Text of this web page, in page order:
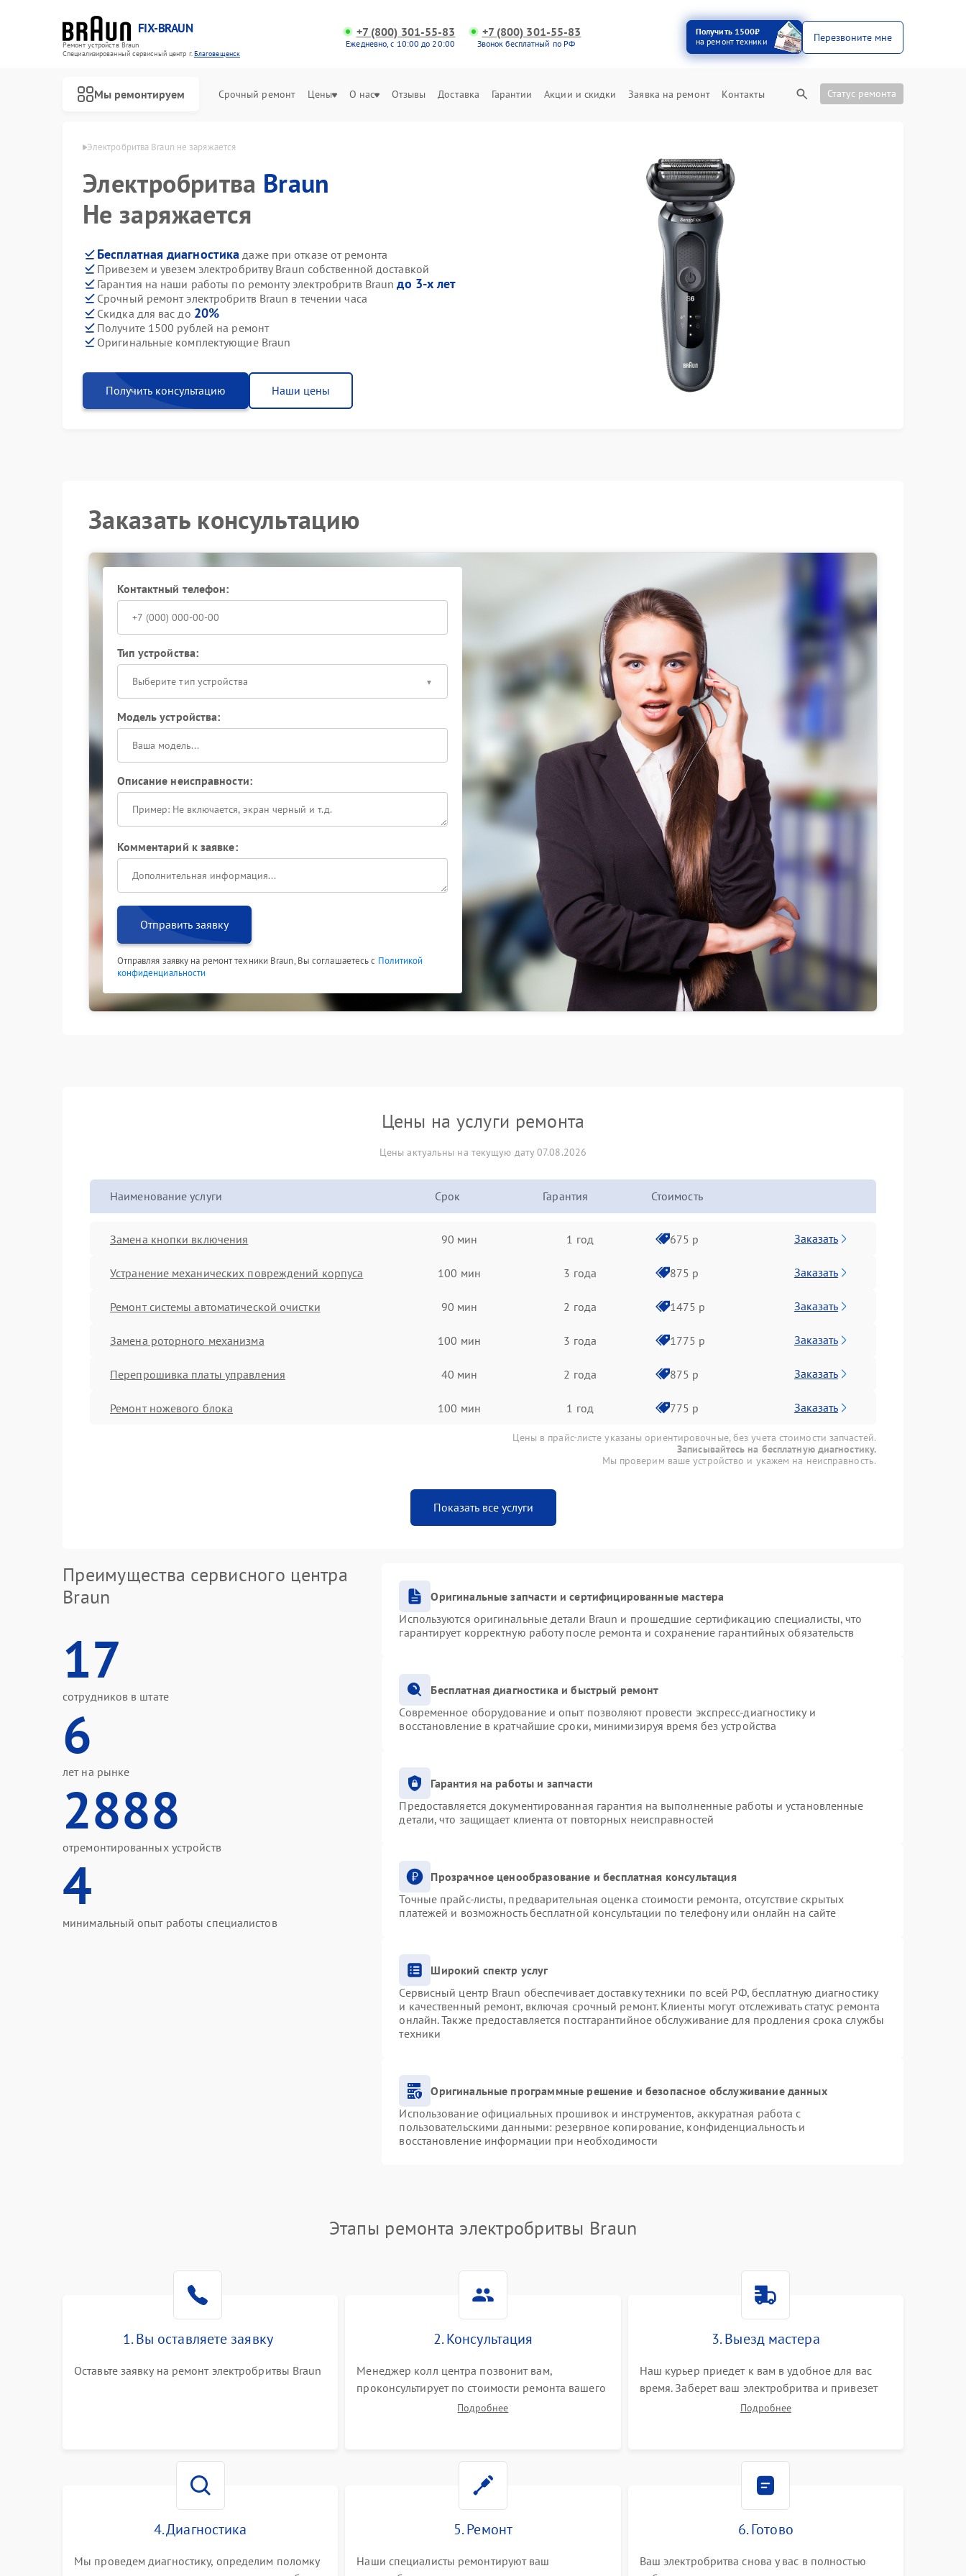
FIX-BRAUN
Ремонт устройств Braun
Специализированный cервисный центр г.Благовещенск
+7 (800) 301-55-83
Ежедневно, с 10:00 до 20:00
+7 (800) 301-55-83
Звонок бесплатный по РФ
Получить 1500₽
на ремонт техники
Перезвоните мне
Мы ремонтируем Срочный ремонт Цены О нас Отзывы Доставка Гарантии Акции и скидки Заявка на ремонт Контакты Статус ремонта
Электробритва Braun не заряжается
Электробритва Braun
Не заряжается
Бесплатная диагностика даже при отказе от ремонта
Привезем и увезем электробритву Braun собственной доставкой
Гарантия на наши работы по ремонту электробритв Braunдо 3-х лет
Срочный ремонт электробритв Braun в течении часа
Скидка для вас до 20%
Получите 1500 рублей на ремонт
Оригинальные комплектующие Braun
Получить консультацию Наши цены
Заказать консультацию
Контактный телефон:
Тип устройства:
Выберите тип устройства
Модель устройства:
Описание неисправности:
Комментарий к заявке:
Отправить заявку
Отправляя заявку на ремонт техники Braun, Вы соглашаетесь с Политикой
конфиденциальности
Цены на услуги ремонта
Цены актуальны на текущую дату 07.08.2026
Наименование услуги Срок Гарантия Стоимость
Замена кнопки включения 90 мин 1 год 675 р Заказать
Устранение механических повреждений корпуса 100 мин 3 года 875 р Заказать
Ремонт системы автоматической очистки 90 мин 2 года 1475 р Заказать
Замена роторного механизма 100 мин 3 года 1775 р Заказать
Перепрошивка платы управления 40 мин 2 года 875 р Заказать
Ремонт ножевого блока 100 мин 1 год 775 р Заказать
Цены в прайс-листе указаны ориентировочные, без учета стоимости запчастей.
Записывайтесь на бесплатную диагностику.
Мы проверим ваше устройство и укажем на неисправность.
Показать все услуги
Преимущества сервисного центра
Braun
17
сотрудников в штате
6
лет на рынке
2888
отремонтированных устройств
4
минимальный опыт работы специалистов
Оригинальные запчасти и сертифицированные мастера
Используются оригинальные детали Braun и прошедшие сертификацию специалисты, что
гарантирует корректную работу после ремонта и сохранение гарантийных обязательств
Бесплатная диагностика и быстрый ремонт
Современное оборудование и опыт позволяют провести экспресс-диагностику и
восстановление в кратчайшие сроки, минимизируя время без устройства
Гарантия на работы и запчасти
Предоставляется документированная гарантия на выполненные работы и установленные
детали, что защищает клиента от повторных неисправностей
Прозрачное ценообразование и бесплатная консультация
Точные прайс-листы, предварительная оценка стоимости ремонта, отсутствие скрытых
платежей и возможность бесплатной консультации по телефону или онлайн на сайте
Широкий спектр услуг
Сервисный центр Braun обеспечивает доставку техники по всей РФ, бесплатную диагностику
и качественный ремонт, включая срочный ремонт. Клиенты могут отслеживать статус ремонта
онлайн. Также предоставляется постгарантийное обслуживание для продления срока службы
техники
Оригинальные программные решение и безопасное обслуживание данных
Использование официальных прошивок и инструментов, аккуратная работа с
пользовательскими данными: резервное копирование, конфиденциальность и
восстановление информации при необходимости
Этапы ремонта электробритвы Braun
1. Вы оставляете заявку
Оставьте заявку на ремонт электробритвы Braun
2. Консультация
Менеджер колл центра позвонит вам,
проконсультирует по стоимости ремонта вашего
электробритвы а также ответит на все ваши
Подробнее
3. Выезд мастера
Наш курьер приедет к вам в удобное для вас
время. Заберет ваш электробритва и привезет
на склад для диагностики.
Подробнее
4. Диагностика
Мы проведем диагностику, определим поломку
5. Ремонт
Наши специалисты ремонтируют ваш
6. Готово
Ваш электробритва снова у вас в полностью